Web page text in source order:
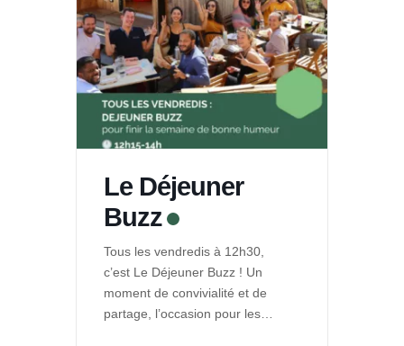
Le Déjeuner
Buzz
Tous les vendredis à 12h30,
c’est Le Déjeuner Buzz ! Un
moment de convivialité et de
partage, l’occasion pour les